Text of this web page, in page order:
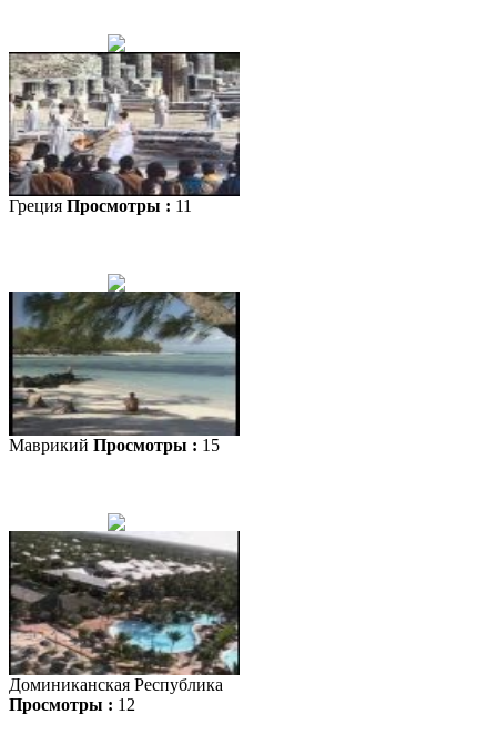
Греция Просмотры : 11
Маврикий Просмотры : 15
Доминиканская Республика
Просмотры : 12